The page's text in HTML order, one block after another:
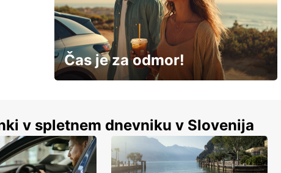
Čas je za odmor!
v spletnem dnevniku v Slovenija